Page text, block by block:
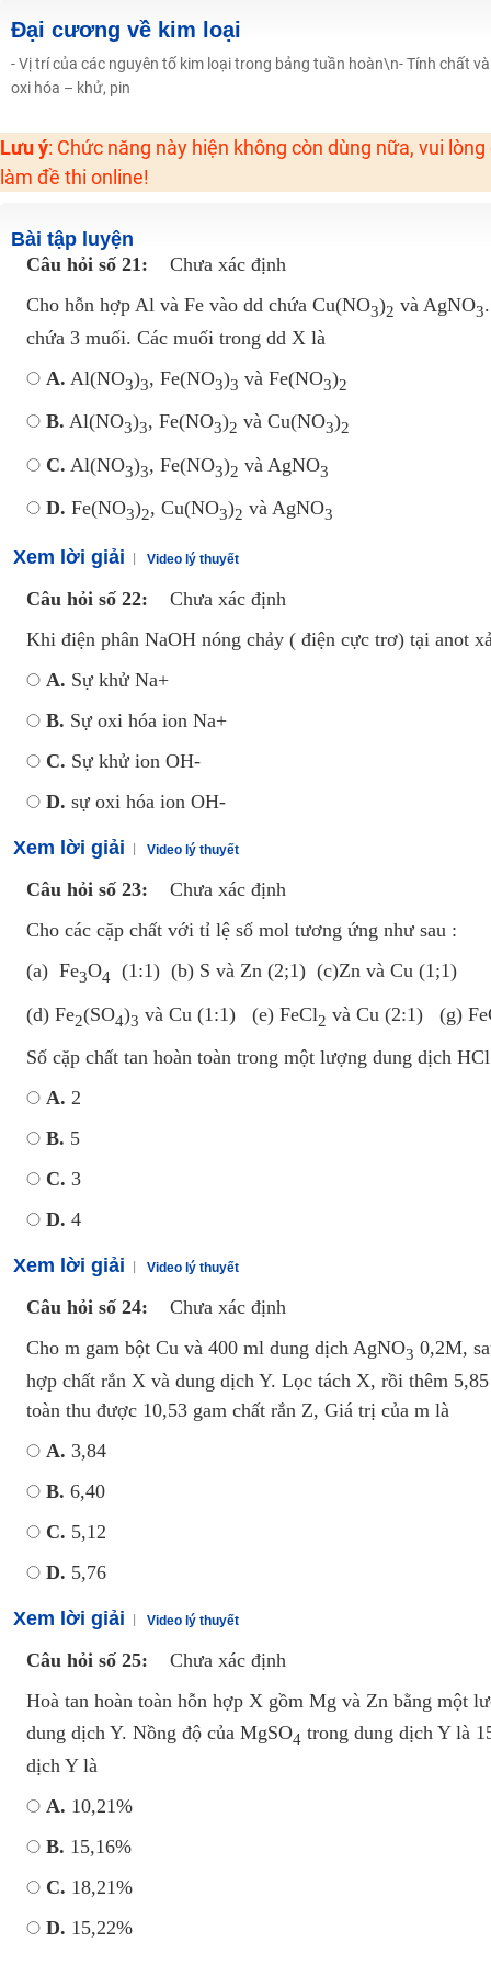
Hot! Lễ hội đồng giá 449K - 499K toàn bộ khoá học tại Tuyensinh247
Khuyến Mãi Khoá Học 1K Chỉ Từ 11-13/09/2024
Đồng giá khóa học 499K - 399K (13/11-15/11)
Khai giảng khóa Ngữ văn 7 - xây nền vững chắc cho tương lai!
Luyện thi vào lớp 10 môn Toán, Văn, Hóa, Anh, Lý với giáo viên giỏi và nổi
Đại cương về kim loại
- Vị trí của các nguyên tố kim loại trong bảng tuần hoàn\n- Tính chất
oxi hóa – khử, pin
Lưu ý: Chức năng này hiện không còn dùng nữa, vui
làm đề thi online!
Bài tập luyện
Câu hỏi số 21:
Chưa xác định
Cho hỗn hợp Al và Fe vào dd chứa Cu(NO3)2 và AgNO3
chứa 3 muối. Các muối trong dd X là
A. Al(NO3)3, Fe(NO3)3 và Fe(NO3)2
B. Al(NO3)3, Fe(NO3)2 và Cu(NO3)2
C. Al(NO3)3, Fe(NO3)2 và AgNO3
D. Fe(NO3)2, Cu(NO3)2 và AgNO3
Xem lời giải Video lý thuyết
Câu hỏi số 22:
Chưa xác định
Khi điện phân NaOH nóng chảy ( điện cực trơ) tại anot
A. Sự khử Na+
B. Sự oxi hóa ion Na+
C. Sự khử ion OH-
D. sự oxi hóa ion OH-
Xem lời giải Video lý thuyết
Câu hỏi số 23:
Chưa xác định
Cho các cặp chất với tỉ lệ số mol tương ứng như sau :
(a) Fe3O4
(1:1) (b) S và Zn (2;1) (c)Zn và Cu (1;1)
(d) Fe2(SO4)3 và Cu (1:1) (e) FeCl2 và Cu (2:1) (g)
Số cặp chất tan hoàn toàn trong một lượng dung dịch
A. 2
B. 5
C. 3
D. 4
Xem lời giải Video lý thuyết
Câu hỏi số 24:
Chưa xác định
Cho m gam bột Cu và 400 ml dung dịch AgNO3 0,2M,
hợp chất rắn X và dung dịch Y. Lọc tách X, rồi thêm
toàn thu được 10,53 gam chất rắn Z, Giá trị của m là
A. 3,84
B. 6,40
C. 5,12
D. 5,76
Xem lời giải Video lý thuyết
Câu hỏi số 25:
Chưa xác định
Hoà tan hoàn toàn hỗn hợp X gồm Mg và Zn bằng một
dung dịch Y. Nồng độ của MgSO4 trong dung dịch Y là
dịch Y là
A. 10,21%
B. 15,16%
C. 18,21%
D. 15,22%